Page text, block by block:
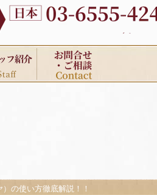
の使い方徹底解説！！